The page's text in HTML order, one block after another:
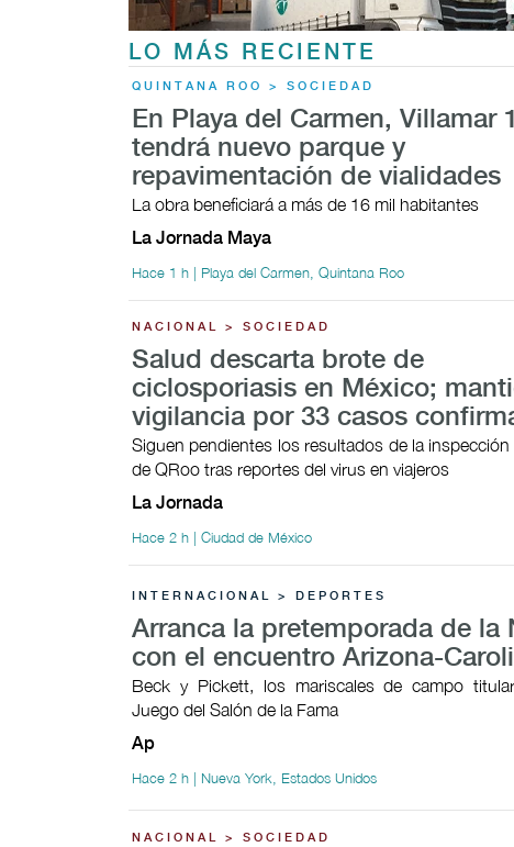
LO MÁS RECIENTE
QUINTANA ROO > SOCIEDAD
En Playa del Carmen, Villamar 1
tendrá nuevo parque y
repavimentación de vialidades
La obra beneficiará a más de 16 mil habitantes
La Jornada Maya
Hace 1 h | Playa del Carmen, Quintana Roo
NACIONAL > SOCIEDAD
Salud descarta brote de
ciclosporiasis en México;
vigilancia por 33 casos
Siguen pendientes los resultados de la
de QRoo tras reportes del virus en viajeros
La Jornada
Hace 2 h | Ciudad de México
INTERNACIONAL > DEPORTES
Arranca la pretemporada de la
con el encuentro Arizona-
Beck y Pickett, los mariscales de campo
Juego del Salón de la Fama
Ap
Hace 2 h | Nueva York, Estados Unidos
NACIONAL > SOCIEDAD